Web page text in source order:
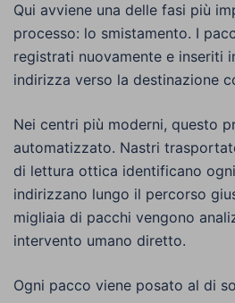
Qui avviene una delle fasi più
processo: lo smistamento. I
registrati nuovamente e inseriti
indirizza verso la destinazione
Nei centri più moderni, questo
automatizzato. Nastri
di lettura ottica identificano
indirizzano lungo il percorso
migliaia di pacchi vengono
intervento umano diretto.
Ogni pacco viene posato al di